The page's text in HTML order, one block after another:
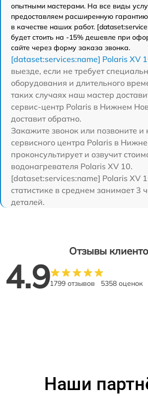
опытными мастерами. На все виды
предоставляем расширенную
в качестве наших работ.
будет стоить на -15% дешевле при
сайте через форму заказа звонка.
[dataset:services:name] Polaris XV
выезде, если не требует
оборудования и длительного
таких случаях наш мастер
сервис-центр Polaris в Нижнем
доставит обратно.
Закажите звонок или позвоните и
сервисного центра Polaris в
проконсультирует и озвучит
водонагревателя Polaris XV 10.
[dataset:services:name] Polaris XV
статистике в среднем занимает 3
деталей.
Отзывы
4.91799 отзывов 5358 оценок
Наши